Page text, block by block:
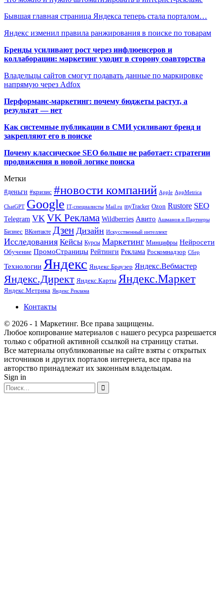
Бывшая главная страница Яндекса теперь стала порталом…
Яндекс изменил правила ранжирования в поиске по товарам
Бренды усиливают рост через инфлюенсеров и
коллаборации: маркетинг уходит в сторону соавторства
Владельцы сайтов смогут подавать данные по маркировке
напрямую через Adfox
Перформанс-маркетинг: почему бюджеты растут, а
результат — нет
Как системные публикации в СМИ усиливают бренд и
закрепляют его в поиске
Почему классическое SEO больше не работает: стратегии
продвижения в новой логике поиска
Метки
#деньги #кризис #новости компаний Apple AppMetrica
ChatGPT Google IT-специалисты Mail.ru myTracker Ozon Rustore SEO
Telegram VK VK Реклама Wildberries Авито Ашманов и Партнеры
Бизнес ВКонтакте Дзен Дизайн Искусственный интеллект
Исследования Кейсы Курсы Маркетинг Минцифры Нейросети
Обучение ПромоСтраницы Рейтинги Реклама Роскомнадзор Сбер
Технологии Яндекс Яндекс.Браузер Яндекс.Вебмастер
Яндекс.Директ Яндекс.Карты Яндекс.Маркет
Яндекс.Метрика Яндекс Реклама
Контакты
© 2026 - 1 Маркетинг. Все права защищены.
Любое копирование материалов с нашего ресурса разрешается
только с обратной активной ссылкой на страницу статьи.
Все материалы опубликованные на сайте взяты с открытых
источников и других порталов интернета, все права на
авторство принадлежат их законным владельцам.
Sign in